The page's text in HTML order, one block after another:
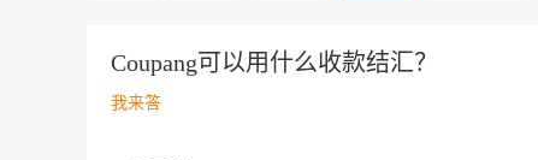
Coupang可以用什么收款结汇？
我来答